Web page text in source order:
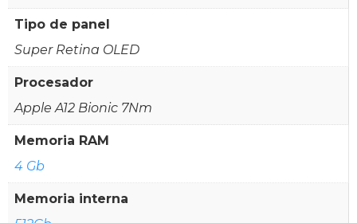
Tipo de panel
Super Retina OLED
Procesador
Apple A12 Bionic 7Nm
Memoria RAM
4 Gb
Memoria interna